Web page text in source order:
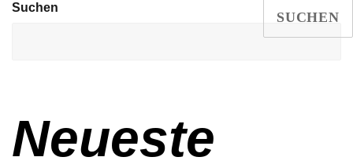
Suchen
SUCHEN
Neueste